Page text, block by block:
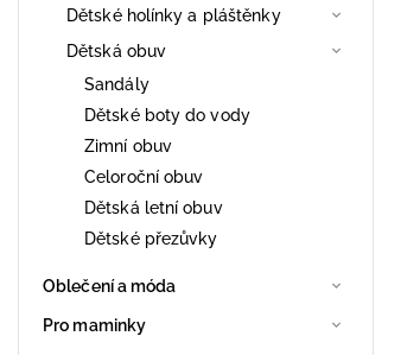
Dětské holínky a pláštěnky
Dětská obuv
Sandály
Dětské boty do vody
Zimní obuv
Celoroční obuv
Dětská letní obuv
Dětské přezůvky
Oblečení a móda
Pro maminky